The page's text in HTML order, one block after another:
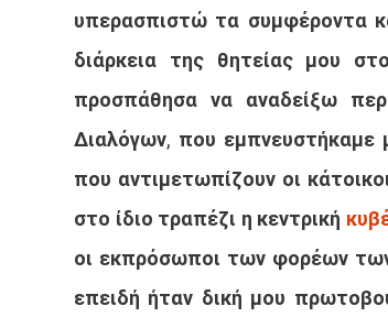
υπερασπιστώ τα συμφέροντα
διάρκεια της θητείας μου
προσπάθησα να αναδείξω
Διαλόγων, που εμπνευστήκαμε
που αντιμετωπίζουν οι
στο ίδιο τραπέζι η κεντρική
οι εκπρόσωποι των φορέων
επειδή ήταν δική μου